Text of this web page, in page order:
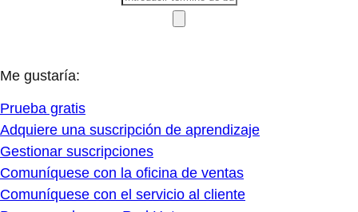
Me gustaría:
Prueba gratis
Adquiere una suscripción de aprendizaje
Gestionar suscripciones
Comuníquese con la oficina de ventas
Comuníquese con el servicio al cliente